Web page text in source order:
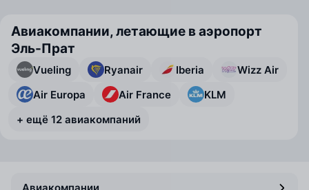
Авиакомпании, летающие в аэропорт
Эль-Прат
Vueling Ryanair Iberia
Wizz Air
Air Europa
Air France
KLM
+ ещё 12 авиакомпаний